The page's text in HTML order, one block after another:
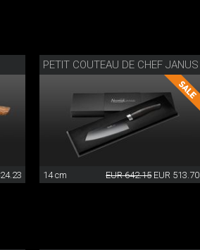
PETIT COUTEAU DE CHEF JANUS
14 cm EUR 642.15 EUR 513.70